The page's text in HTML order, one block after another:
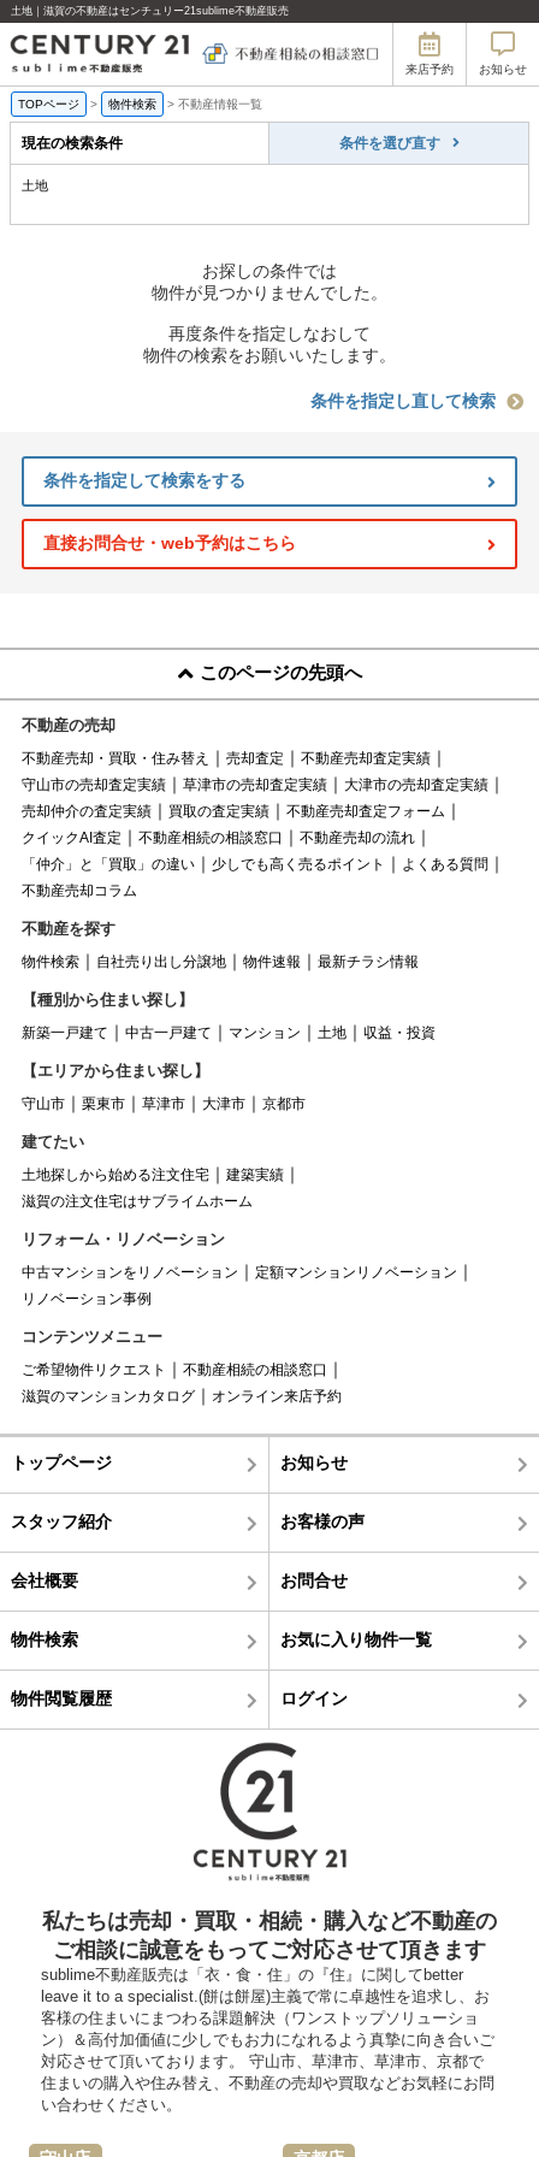
土地｜滋賀の不動産はセンチュリー21sublime不動産販売
来店予約 お知らせ
TOPページ > 物件検索 > 不動産情報一覧
現在の検索条件 条件を選び直す
土地
お探しの条件では
物件が見つかりませんでした。
再度条件を指定しなおして
物件の検索をお願いいたします。
条件を指定し直して検索
条件を指定して検索をする
直接お問合せ・web予約はこちら
このページの先頭へ
不動産の売却
不動産売却・買取・住み替え 売却査定
不動産売却査定実績
守山市の売却査定実績
草津市の売却査定実績
大津市の売却査定実績
売却仲介の査定実績
買取の査定実績
不動産売却査定フォーム
クイックAI査定
不動産相続の相談窓口
不動産売却の流れ
「仲介」と「買取」の違い
少しでも高く売るポイント
よくある質問
不動産売却コラム
不動産を探す
物件検索 自社売り出し分譲地 物件速報 最新チラシ情報
【種別から住まい探し】
新築一戸建て 中古一戸建て マンション 土地 収益・投資
【エリアから住まい探し】
守山市 栗東市 草津市 大津市 京都市
建てたい
土地探しから始める注文住宅
建築実績
滋賀の注文住宅はサブライムホーム
リフォーム・リノベーション
中古マンションをリノベーション
定額マンションリノベーション
リノベーション事例
コンテンツメニュー
ご希望物件リクエスト
不動産相続の相談窓口
滋賀のマンションカタログ
オンライン来店予約
トップページ お知らせ
スタッフ紹介 お客様の声
会社概要 お問合せ
物件検索 お気に入り物件一覧
物件閲覧履歴 ログイン
私たちは売却・買取・相続・購入など不動産の
ご相談に誠意をもってご対応させて頂きます
sublime不動産販売は「衣・食・住」の『住』に関してbetter
leave it to a specialist.(餅は餅屋)主義で常に卓越性を追求し、お
客様の住まいにまつわる課題解決（ワンストップソリューショ
ン）＆高付加価値に少しでもお力になれるよう真摯に向き合いご
対応させて頂いております。 守山市、草津市、草津市、京都で
住まいの購入や住み替え、不動産の売却や買取などお気軽にお問
い合わせください。